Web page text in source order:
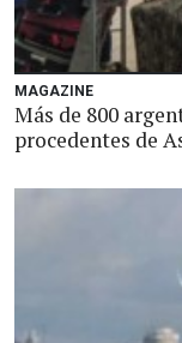
MAGAZINE
Más de 800
procedentes de